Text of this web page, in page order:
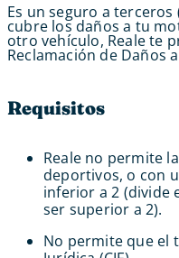
Es un seguro a terceros
cubre los daños a tu
otro vehículo, Reale te
Reclamación de Daños
Requisitos
Reale no permite
deportivos, o con
inferior a 2 (divide
ser superior a 2).
No permite que el